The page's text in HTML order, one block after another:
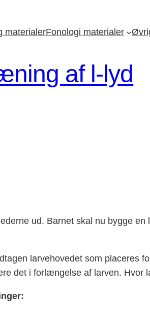
materialerFonologi materialer
af l-lyd
ud. Barnet skal nu bygge
larvehovedet som
det i forlængelse af larven. Hvor